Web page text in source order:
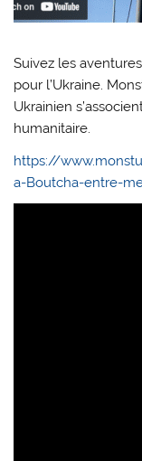
Suivez les
pour l’Ukraine.
Ukrainien
humanitaire.
https://
a-Boutcha-entre-